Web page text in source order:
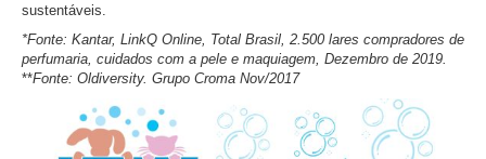
sustentáveis.
*Fonte: Kantar, LinkQ Online, Total Brasil, 2.500 lares compradores de
perfumaria, cuidados com a pele e maquiagem, Dezembro de 2019.
**Fonte: Oldiversity. Grupo Croma Nov/2017